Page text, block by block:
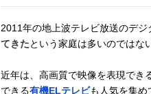
2011年の地上波テレビ放送のデ
てきたという家庭は多いのではな
近年は、高画質で映像を表現でき
できる有機ELテレビも人気を集め